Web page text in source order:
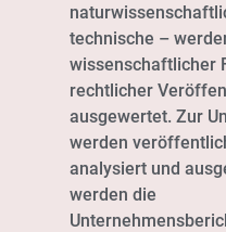
technische –
wissenschaftlicher
rechtlicher
ausgewertet. Zur
werden
analysiert und
werden die